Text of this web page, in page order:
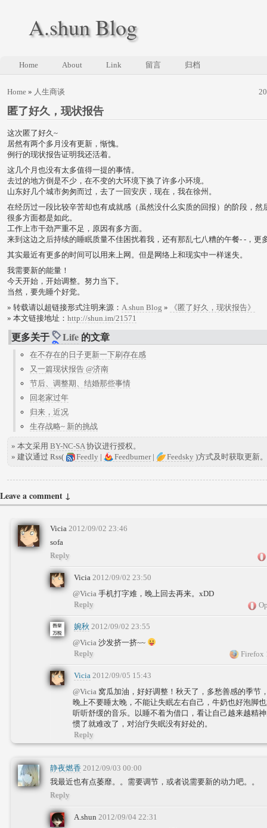
A.shun Blog
Home About Link 留言 归档
Home » 人生商谈
匿了好久，现状报告
这次匿了好久~
居然有两个多月没有更新，惭愧。
例行的现状报告证明我还活着。
这几个月也没有太多值得一提的事情。
去过的地方倒是不少，在不变的大环境下换了许多小环境。
山东好几个城市匆匆而过，去了一回安庆，现在，我在徐州。
在经历过一段比较辛苦却也有成就感（虽然没什么实质的回报）的阶段，然
很多方面都是如此。
工作上市干劲严重不足，原因有多方面。
来到这边之后持续的睡眠质量不佳困扰着我，还有那乱七八糟的午餐- -，更
其实最近有更多的时间可以用来上网。但是网络上和现实中一样迷失。
我需要新的能量！
今天开始，开始调整。努力当下。
当然，要先睡个好觉。
» 转载请以超链接形式注明来源： A.shun Blog »
《匿了好久，现状报告》
» 本文链接地址： http://shun.im/21571
更多关于 Life 的文章
在不存在的日子更新一下刷存在感
又一篇现状报告 @济南
节后、调整期、结婚那些事情
回老家过年
归来，近况
生存战略~ 新的挑战
» 本文采用 BY-NC-SA协议进行授权。
» 建议通过 Rss(
Feedly | Feedburner| Feedsky )方式及时获取更新。
Leave a comment ↓
Vicia 2012/09/02 23:46
sofa
Reply
Vicia 2012/09/02 23:50
@Vicia 手机打字难，晚上回去再来。xDD
Reply
婉秋 2012/09/02 23:55
@Vicia 沙发挤一挤~~
Firefox
Reply
Vicia 2012/09/05 15:43
@Vicia 窝瓜加油，好好调整！秋天了，多愁善感的季节
晚上不要睡太晚，不能让失眠左右自己，牛奶也好泡脚
听听舒缓的音乐。以睡不着为借口，看让自己越来越精
惯了就难改了，对治疗失眠没有好处的。
Reply
静夜燃香 2012/09/03 00:00
我最近也有点萎靡。。需要调节，或者说需要新的动力吧。。
Reply
A.shun 2012/09/04 22:31